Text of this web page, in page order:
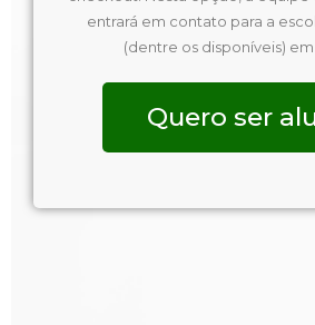
entrará em contato para a
(dentre os disponíveis) em
Quero ser